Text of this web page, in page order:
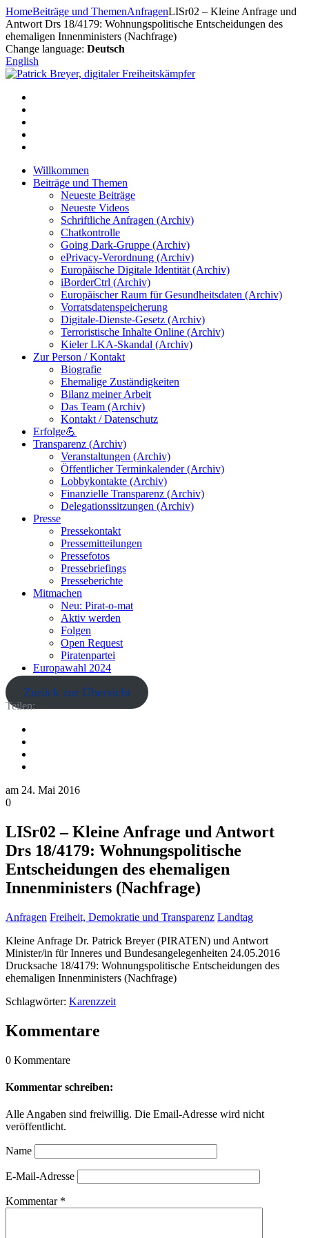
Zum
Inhalt
springen
HomeBeiträge und ThemenAnfragenLISr02 – Kleine Anfrage und
Antwort Drs 18/4179: Wohnungspolitische Entscheidungen des
ehemaligen Innenministers (Nachfrage)
Change language: Deutsch
English
Willkommen
Beiträge und Themen
Neueste Beiträge
Neueste Videos
Schriftliche Anfragen (Archiv)
Chatkontrolle
Going Dark-Gruppe (Archiv)
ePrivacy-Verordnung (Archiv)
Europäische Digitale Identität (Archiv)
iBorderCtrl (Archiv)
Europäischer Raum für Gesundheitsdaten (Archiv)
Vorratsdatenspeicherung
Digitale-Dienste-Gesetz (Archiv)
Terroristische Inhalte Online (Archiv)
Kieler LKA-Skandal (Archiv)
Zur Person / Kontakt
Biografie
Ehemalige Zuständigkeiten
Bilanz meiner Arbeit
Das Team (Archiv)
Kontakt / Datenschutz
Erfolge💪
Transparenz (Archiv)
Veranstaltungen (Archiv)
Öffentlicher Terminkalender (Archiv)
Lobbykontakte (Archiv)
Finanzielle Transparenz (Archiv)
Delegationssitzungen (Archiv)
Presse
Pressekontakt
Pressemitteilungen
Pressefotos
Pressebriefings
Presseberichte
Mitmachen
Neu: Pirat-o-mat
Aktiv werden
Folgen
Open Request
Piratenpartei
Europawahl 2024
Zurück zur Übersicht
Teilen:
am 24. Mai 2016
0
LISr02 – Kleine Anfrage und Antwort
Drs 18/4179: Wohnungspolitische
Entscheidungen des ehemaligen
Innenministers (Nachfrage)
Anfragen Freiheit, Demokratie und Transparenz Landtag
Kleine Anfrage Dr. Patrick Breyer (PIRATEN) und Antwort
Minister/in für Inneres und Bundesangelegenheiten 24.05.2016
Drucksache 18/4179: Wohnungspolitische Entscheidungen des
ehemaligen Innenministers (Nachfrage)
Schlagwörter: Karenzzeit
Kommentare
0 Kommentare
Kommentar schreiben:
Alle Angaben sind freiwillig. Die Email-Adresse wird nicht
veröffentlicht.
Name
E-Mail-Adresse
Kommentar *